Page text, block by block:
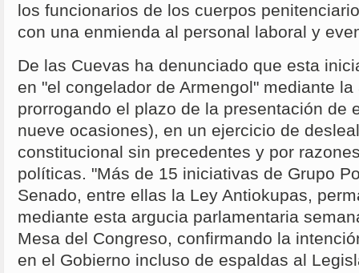
los funcionarios de los cuerpos
con una enmienda al personal laboral y
De las Cuevas ha denunciado que esta
en "el congelador de Armengol" mediante
prorrogando el plazo de la presentación de
nueve ocasiones), en un ejercicio de
constitucional sin precedentes y por
políticas. "Más de 15 iniciativas de Grupo
Senado, entre ellas la Ley Antiokupas,
mediante esta argucia parlamentaria
Mesa del Congreso, confirmando la
en el Gobierno incluso de espaldas al